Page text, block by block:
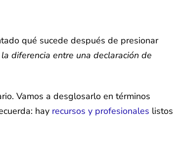
qué sucede después de presionar
la diferencia entre una declaración de
Vamos a desglosarlo en términos
hay recursos y profesionales listos